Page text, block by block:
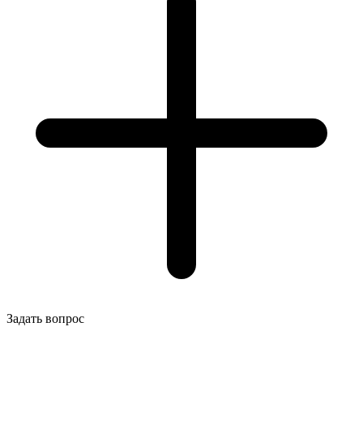
Задать вопрос